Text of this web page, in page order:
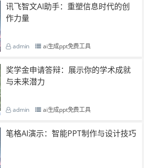
讯飞智文AI助手：重塑信息时代的创
作力量
admin ai生成ppt免费工具
奖学金申请答辩：展示你的学术成就
与未来潜力
admin ai生成ppt免费工具
笔格AI演示：智能PPT制作与设计技巧